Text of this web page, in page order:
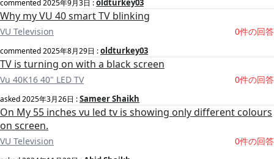
commented2025年9月3日 :oldturkey03
Why my VU 40 smart TV blinking
VU Television 0件の回答
commented2025年8月29日 :oldturkey03
TV is turning on with a black screen
Vu 40K16 40" LED TV 0件の回答
asked2025年3月26日 :Sameer Shaikh
On My 55 inches vu led tv is showing only different colours
on screen.
VU Television 0件の回答